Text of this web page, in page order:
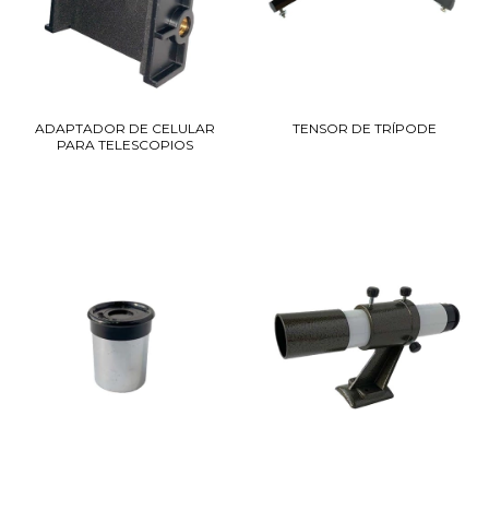
ADAPTADOR DE CELULAR
PARA TELESCOPIOS
TENSOR DE TRÍPODE